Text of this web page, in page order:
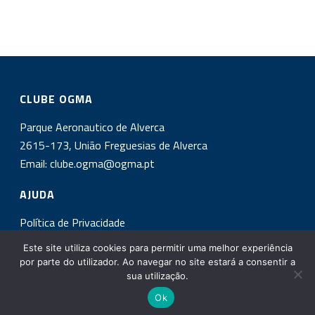
CLUBE OGMA
Parque Aeronautico de Alverca
2615-173, União Freguesias de Alverca
Email:clube.ogma@ogma.pt
AJUDA
Política de Privacidade
INSCREVA-SE NA NOSSA NEWSLETTER!
Copyright All Rights Reserved © 2017
Este site utiliza cookies para permitir uma melhor experiência
por parte do utilizador. Ao navegar no site estará a consentir a
sua utilização.
Ok